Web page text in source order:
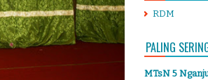
RDM
PALING
MTsN 5